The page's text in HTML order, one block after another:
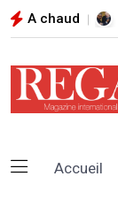
A chaud
Accueil